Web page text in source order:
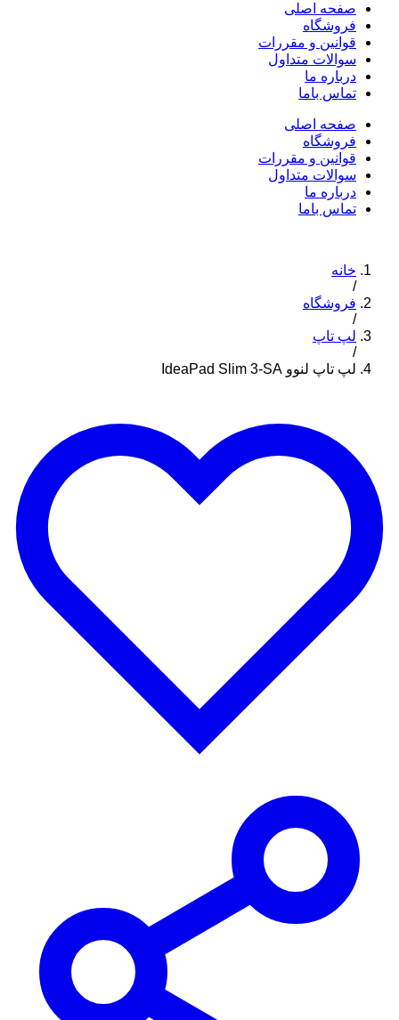
صفحه اصلی
فروشگاه
قوانین و مقررات
سوالات متداول
درباره ما
تماس باما
صفحه اصلی
فروشگاه
قوانین و مقررات
سوالات متداول
درباره ما
تماس باما
خانه
/
فروشگاه
/
لپ تاپ
/
لپ تاپ لنوو IdeaPad Slim 3-SA